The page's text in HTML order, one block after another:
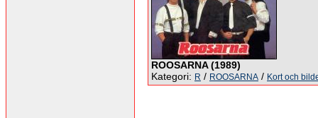
ROOSARNA (1989)
Kategori: R / ROOSARNA / Kort och